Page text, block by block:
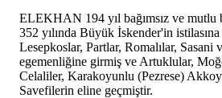
ELEKHAN 194 yıl bağımsız ve mutlu
352 yılında Büyük İskender'in istilasına
Lesepkoslar, Partlar, Romalılar, Sasani
egemenliğine girmiş ve Artuklular,
Celaliler, Karakoyunlu (Pezrese)
Savefilerin eline geçmiştir.